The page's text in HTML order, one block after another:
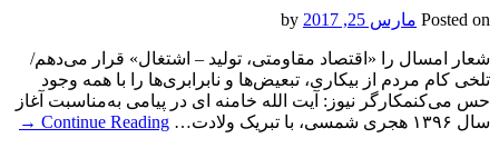
Posted on مارس 25, 2017
شعار امسال را «اقتصاد مقاومتی، تولید – اشتغال» قرار می‌دهم/
تلخی کام مردم از بیکاری، تبعیض‌ها و نابرابری‌ها را با همه‌ وجود
حس می‌کنمکارگر نیوز: آیت الله خامنه ای در پیامی به‌مناسبت آغاز
سال ۱۳۹۶ هجری شمسی، با تبریک ولادت…
Continue Reading
→